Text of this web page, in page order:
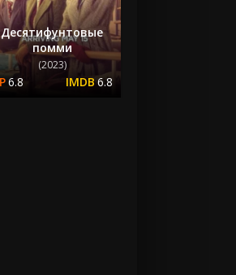
Десятифунтовые
помми
(2023)
6.8 6.8